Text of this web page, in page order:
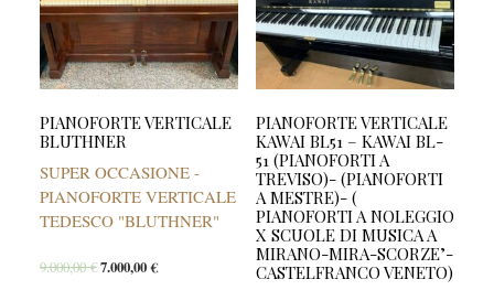
PIANOFORTE VERTICALE
BLUTHNER
SUPER OCCASIONE -
PIANOFORTE VERTICALE
TEDESCO "BLUTHNER"
9.000,00€7.000,00€
PIANOFORTE VERTICALE
KAWAI BL51 – KAWAI BL-
51 (PIANOFORTI A
TREVISO)- (PIANOFORTI
A MESTRE)- (
PIANOFORTI A NOLEGGIO
X SCUOLE DI MUSICA A
MIRANO-MIRA-SCORZE’-
CASTELFRANCO VENETO)